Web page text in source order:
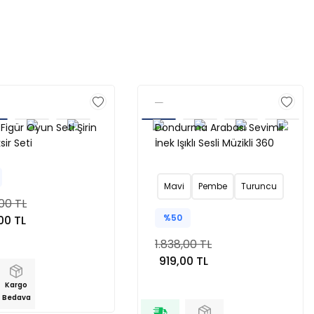
Oyun Seti Şirin
Seti
TL
TL
Kargo
Bedava
Dondurma Arabası Sevimli
İnek Işıklı Sesli Müzikli 360
Mavi Pembe Turuncu
%50
1.838,00 TL
919,00 TL